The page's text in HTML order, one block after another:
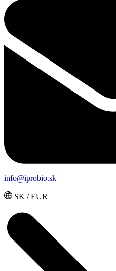
info@iprobio.sk
SK / EUR